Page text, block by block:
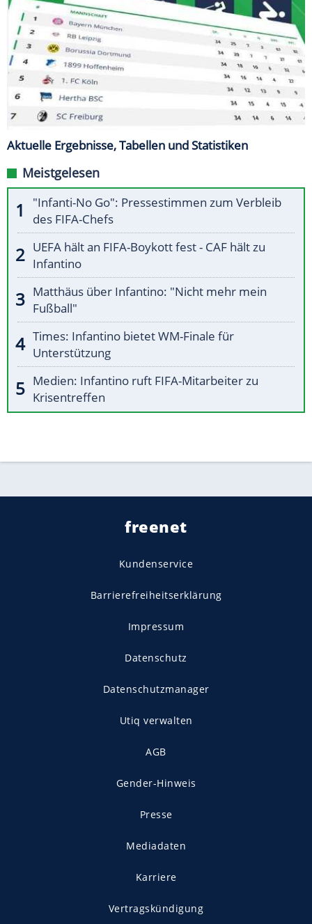
Aktuelle Ergebnisse, Tabellen und Statistiken
Meistgelesen
"Infanti-No Go": Pressestimmen zum Verbleib
des FIFA-Chefs
UEFA hält an FIFA-Boykott fest - CAF hält zu
Infantino
Matthäus über Infantino: "Nicht mehr mein
Fußball"
Times: Infantino bietet WM-Finale für
Unterstützung
Medien: Infantino ruft FIFA-Mitarbeiter zu
Krisentreffen
freenet
Kundenservice
Barrierefreiheitserklärung
Impressum
Datenschutz
Datenschutzmanager
Utiq verwalten
AGB
Gender-Hinweis
Presse
Mediadaten
Karriere
Vertragskündigung